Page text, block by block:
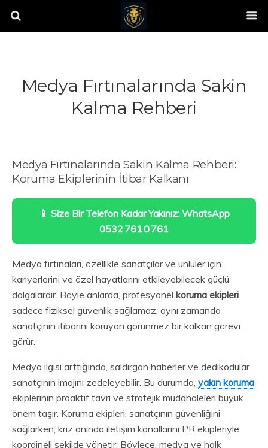
Medya Fırtınalarında Sakin
Kalma Rehberi
Medya Fırtınalarında Sakin Kalma Rehberi:
Koruma Ekiplerinin İtibar Kalkanı
📱 Size Bir Telefon Kadar Yakınız: WhatsApp
0532 761 0 761
Medya fırtınaları, özellikle sanatçılar ve ünlüler için
kariyerlerini ve özel hayatlarını etkileyebilecek güçlü
dalgalardır. Böyle anlarda, profesyonel koruma ekipleri
sadece fiziksel güvenlik sağlamaz, aynı zamanda
sanatçının itibarını koruyan görünmez bir kalkan görevi
görür.
Medya ilgisi arttığında, saldırgan haberler ve dedikodular
sanatçının imajını zedeleyebilir. Bu durumda, yakın koruma
ekiplerinin proaktif tavrı ve stratejik müdahaleleri büyük
önem taşır. Koruma ekipleri, sanatçının güvenliğini
sağlarken, kriz anında iletişim kanallarını PR ekipleriyle
koordineli şekilde yönetir. Böylece, medya ve halk